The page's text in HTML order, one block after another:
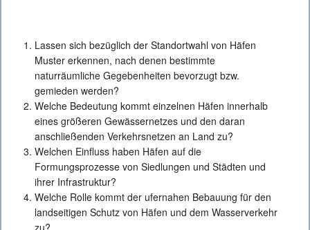
Lassen sich bezüglich der Standortwahl von Häfen
Muster erkennen, nach denen bestimmte
naturräumliche Gegebenheiten bevorzugt bzw.
gemieden werden?
Welche Bedeutung kommt einzelnen Häfen innerhalb
eines größeren Gewässernetzes und den daran
anschließenden Verkehrsnetzen an Land zu?
Welchen Einfluss haben Häfen auf die
Formungsprozesse von Siedlungen und Städten und
ihrer Infrastruktur?
Welche Rolle kommt der ufernahen Bebauung für den
landseitigen Schutz von Häfen und dem Wasserverkehr
zu?